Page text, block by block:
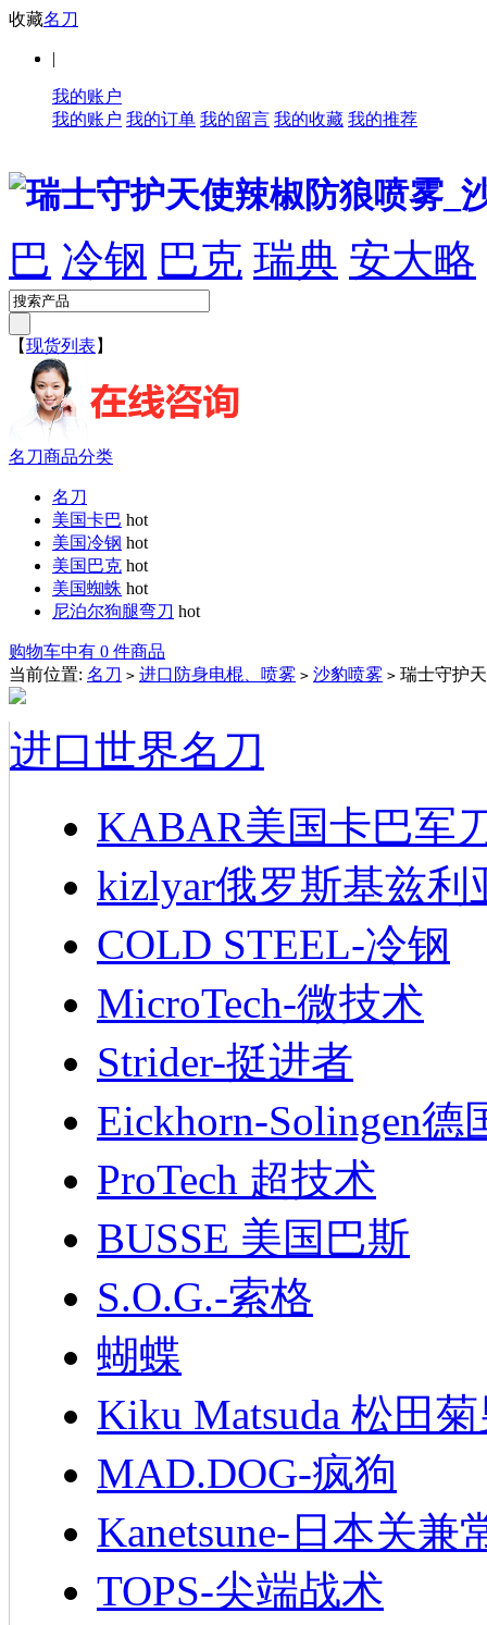
收藏名刀
|
我的账户
我的账户 我的订单 我的留言 我的收藏 我的推荐
巴 冷钢 巴克 瑞典 安大略
【现货列表 】
名刀商品分类
名刀
美国卡巴 hot
美国冷钢 hot
美国巴克 hot
美国蜘蛛 hot
尼泊尔狗腿弯刀 hot
购物车中有 0 件商品
当前位置: 名刀 > 进口防身电棍、喷雾 > 沙豹喷雾 > 瑞士守护
进口世界名刀
KABAR美国卡巴军
kizlyar俄罗斯基兹利
COLD STEEL-冷钢
MicroTech-微技术
Strider-挺进者
Eickhorn-Solingen德
ProTech 超技术
BUSSE 美国巴斯
S.O.G.-索格
蝴蝶
Kiku Matsuda 松田
MAD.DOG-疯狗
Kanetsune-日本关兼
TOPS-尖端战术